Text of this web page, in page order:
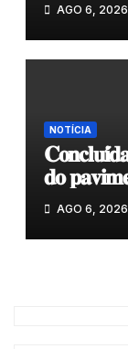
AGO 6, 2026
NOTÍCIA
𝐝𝐨
𝐂𝐨𝐯𝐚𝐬
AGO 6, 2026